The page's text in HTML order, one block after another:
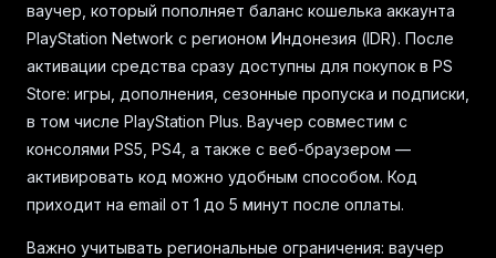
ваучер, который пополняет баланс кошелька аккаунта
PlayStation Network с регионом Индонезия (IDR). После
активации средства сразу доступны для покупок в PS
Store: игры, дополнения, сезонные пропуска и подписки,
в том числе PlayStation Plus. Ваучер совместим с
консолями PS5, PS4, а также с веб-браузером —
активировать код можно удобным способом. Код
приходит на email от 1 до 5 минут после оплаты.
Важно учитывать региональные ограничения: ваучер